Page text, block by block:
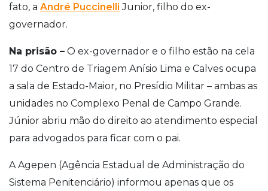
fato, a André Puccinelli Junior, filho do ex-
governador.
Na prisão – O ex-governador e o filho estão na cela
17 do Centro de Triagem Anísio Lima e Calves ocupa
a sala de Estado-Maior, no Presídio Militar – ambas as
unidades no Complexo Penal de Campo Grande.
Júnior abriu mão do direito ao atendimento especial
para advogados para ficar com o pai.
A Agepen (Agência Estadual de Administração do
Sistema Penitenciário) informou apenas que os